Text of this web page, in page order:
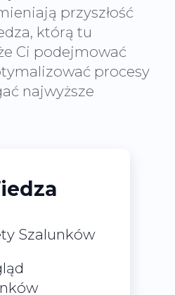
przyszłość
którą tu
Ci podejmować
procesy
najwyższe
Szalunków